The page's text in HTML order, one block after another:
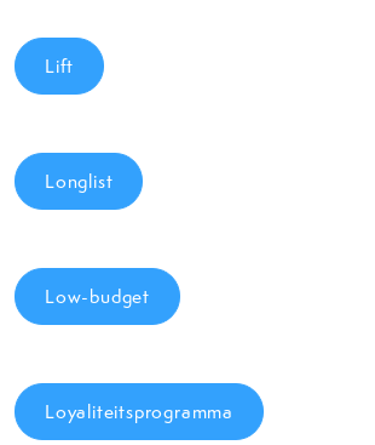
Lift
Longlist
Low-budget
Loyaliteitsprogramma